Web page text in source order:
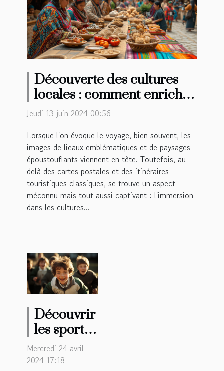
Découverte des cultures
locales : comment enrichir
son expérience de voyage
traditions
Jeudi 13 juin 2024 00:56
Lorsque l'on évoque le voyage, bien souvent, les
images de lieaux emblématiques et de paysages
époustouflants viennent en tête. Toutefois, au-
delà des cartes postales et des itinéraires
touristiques classiques, se trouve un aspect
méconnu mais tout aussi captivant : l'immersion
dans les cultures...
Découvrir
les sports
gaéliques :
activités
Mercredi 24 avril
2024 17:18